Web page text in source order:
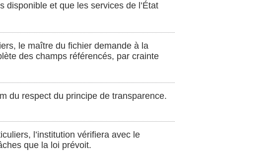
et que les services de l’État
le maître du fichier demande à la
des champs référencés, par crainte
du respect du principe de transparence.
l’institution vérifiera avec le
que la loi prévoit.